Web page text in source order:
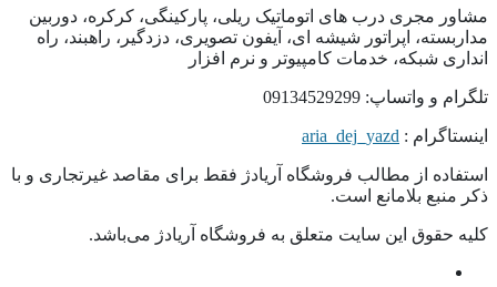
مشاور مجری درب های اتوماتیک ریلی، پارکینگی، کرکره، دوربین
مداربسته، اپراتور شیشه ای، آیفون تصویری، دزدگیر، راهبند، راه
انداری شبکه، خدمات کامپیوتر و نرم افزار
تلگرام و واتساپ: 09134529299
اینستاگرام : aria_dej_yazd
استفاده از مطالب فروشگاه آریادژ فقط برای مقاصد غیرتجاری و با
ذکر منبع بلامانع است.
کلیه حقوق این سایت متعلق به فروشگاه آریادژ می‌باشد.